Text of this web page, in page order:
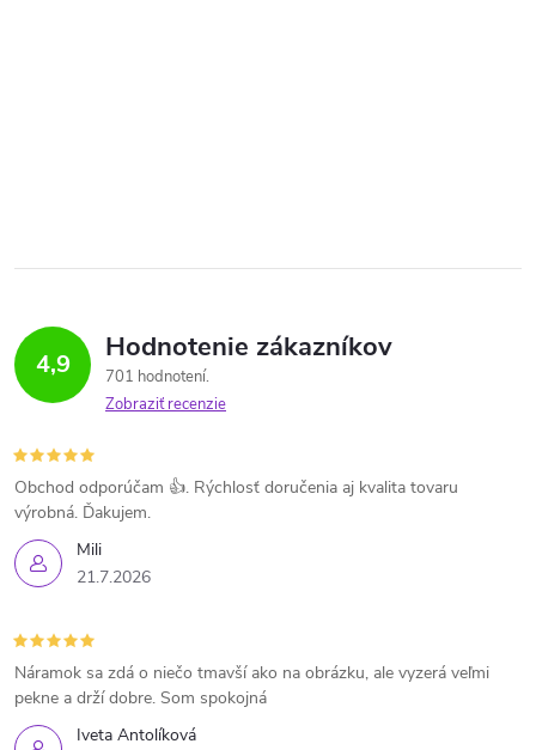
4,9 Hodnotenie zákazníkov
701 hodnotení
Zobraziť recenzie
Mili
21.7.2026
Obchod odporúčam 👍. Rýchlosť doručenia aj kvalita tovaru
výrobná. Ďakujem.
Iveta Antolíková
Náramok sa zdá o niečo tmavší ako na obrázku, ale vyzerá veľmi
pekne a drží dobre. Som spokojná